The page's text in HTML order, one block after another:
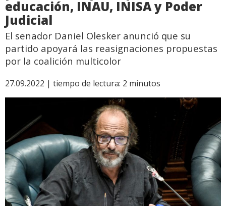
educación, INAU, INISA y Poder
Judicial
El senador Daniel Olesker anunció que su
partido apoyará las reasignaciones propuestas
por la coalición multicolor
27.09.2022 | tiempo de lectura: 2 minutos